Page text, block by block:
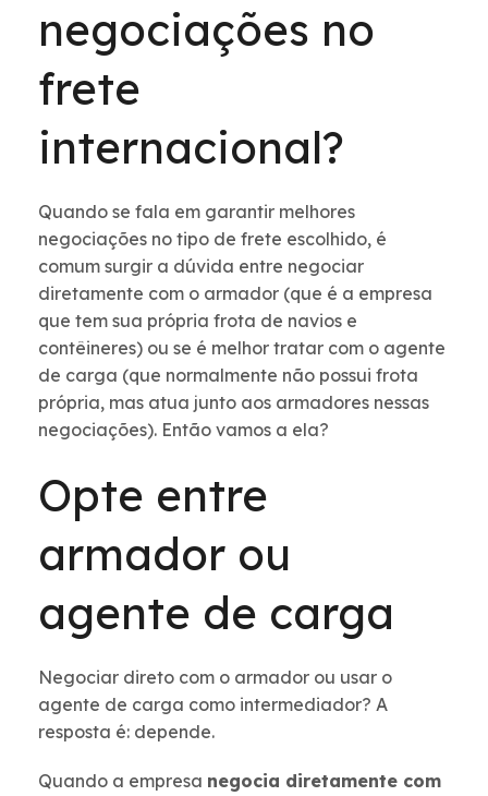
negociações no
frete
internacional?
Quando se fala em garantir melhores
negociações no tipo de frete escolhido, é
comum surgir a dúvida entre negociar
diretamente com o armador (que é a empresa
que tem sua própria frota de navios e
contêineres) ou se é melhor tratar com o agente
de carga (que normalmente não possui frota
própria, mas atua junto aos armadores nessas
negociações). Então vamos a ela?
Opte entre
armador ou
agente de carga
Negociar direto com o armador ou usar o
agente de carga como intermediador? A
resposta é: depende.
Quando a empresa negocia diretamente com